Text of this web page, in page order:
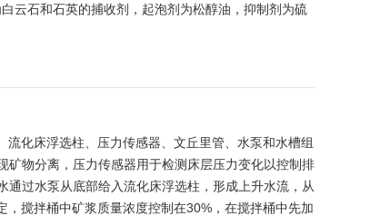
云石和石英的捕收剂，起泡剂为松醇油，抑制剂为硫
化床浮选柱、压力传感器、文丘里管、水泵和水槽组
物分离，压力传感器用于检测床层压力变化以控制排
过水泵从底部给入流化床浮选柱，形成上升水流，从
搅拌桶中矿浆质量浓度控制在30%，在搅拌桶中先加